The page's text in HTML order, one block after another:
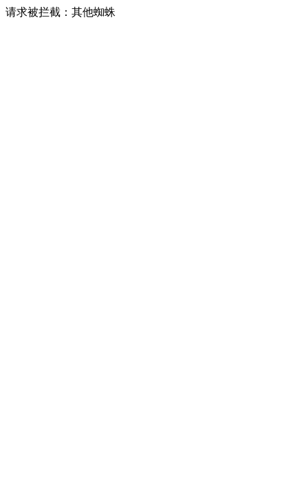
请求被拦截：其他蜘蛛